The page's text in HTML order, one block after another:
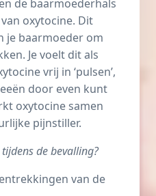
de baarmoederhals
oxytocine. Dit
je baarmoeder om
Je voelt dit als
vrij in ‘pulsen’,
door even kunt
oxytocine samen
pijnstiller.
de bevalling?
van de